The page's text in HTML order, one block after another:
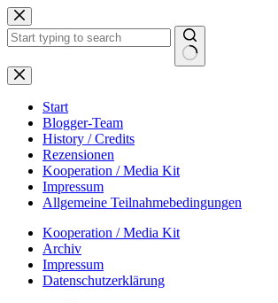
Zum
Inhalt
springen
Start
Blogger-Team
History / Credits
Rezensionen
Kooperation / Media Kit
Impressum
Allgemeine Teilnahmebedingungen
Kooperation / Media Kit
Archiv
Impressum
Datenschutzerklärung